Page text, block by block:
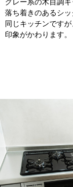
落ち着きのあるシッ
同じキッチンです
印象がかわります。